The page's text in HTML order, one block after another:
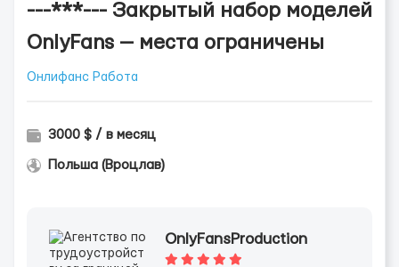
---***--- Закрытый набор моделей
OnlyFans — места ограничены
Онлифанс Работа
3000 $ / в месяц
Польша (Вроцлав)
OnlyFansProduction